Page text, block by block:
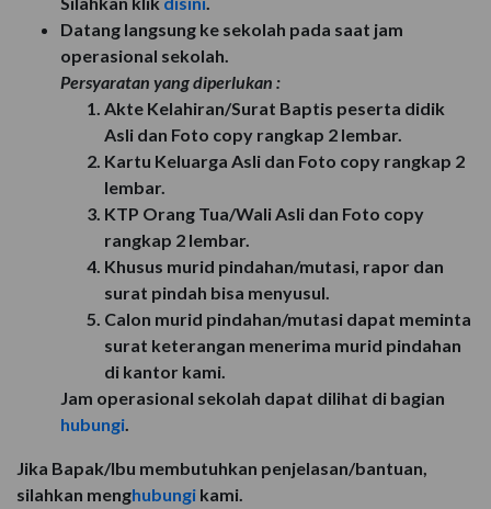
Datang langsung ke sekolah pada saat jam
operasional sekolah.
Persyaratan yang diperlukan :
Akte Kelahiran/Surat Baptis peserta didik
Asli dan Foto copy rangkap 2 lembar.
Kartu Keluarga Asli dan Foto copy rangkap 2
lembar.
KTP Orang Tua/Wali Asli dan Foto copy
rangkap 2 lembar.
Khusus murid pindahan/mutasi, rapor dan
surat pindah bisa menyusul.
Calon murid pindahan/mutasi dapat meminta
surat keterangan menerima murid pindahan
di kantor kami.
Jam operasional sekolah dapat dilihat di bagian
hubungi.
Jika Bapak/Ibu membutuhkan penjelasan/bantuan,
silahkan menghubungi kami.